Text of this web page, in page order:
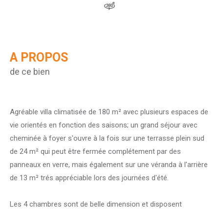
A PROPOS
de ce bien
Agréable villa climatisée de 180 m² avec plusieurs espaces de
vie orientés en fonction des saisons; un grand séjour avec
cheminée à foyer s'ouvre à la fois sur une terrasse plein sud
de 24 m² qui peut être fermée complétement par des
panneaux en verre, mais également sur une véranda à l'arrière
de 13 m² trés appréciable lors des journées d'été.
Les 4 chambres sont de belle dimension et disposent